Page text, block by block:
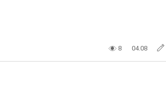
8 04.08